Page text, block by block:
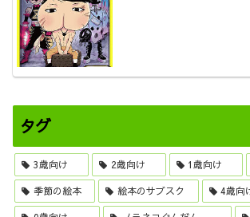
タグ
3歳向け 2歳向け 1歳向け
季節の絵本 絵本のサブスク 4歳向